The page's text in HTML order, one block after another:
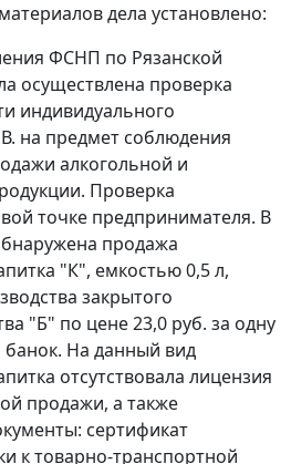
дела установлено:
ФСНП по Рязанской
осуществлена проверка
индивидуального
на предмет соблюдения
алкогольной и
Проверка
точке предпринимателя. В
продажа
"К", емкостью 0,5 л,
закрытого
"Б" по цене 23,0 руб. за одну
банок. На данный вид
отсутствовала лицензия
продажи, а также
сертификат
к товарно-транспортной